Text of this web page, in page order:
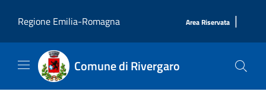
Regione Emilia-Romagna
Area Riservata |
Comune di Rivergaro